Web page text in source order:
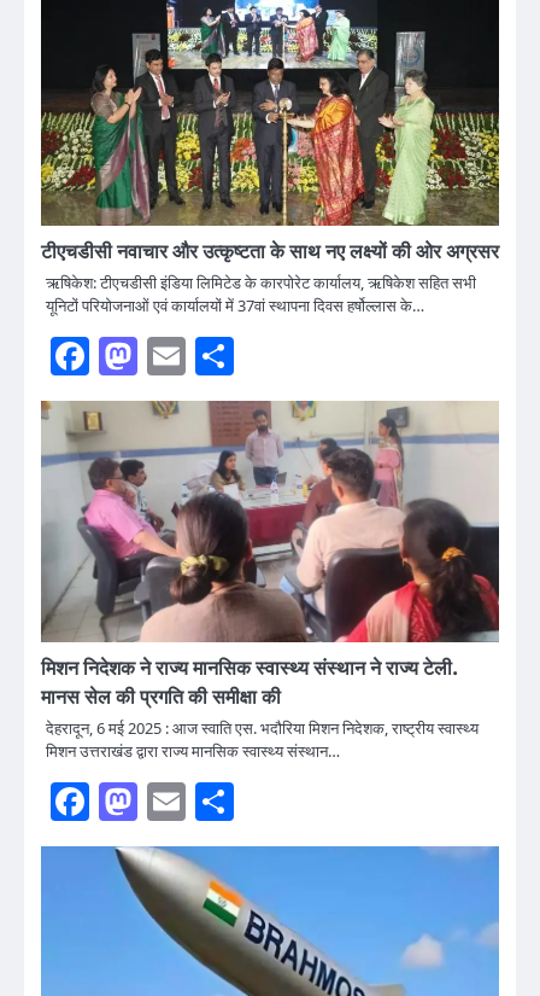
टीएचडीसी नवाचार और उत्कृष्टता के साथ नए लक्ष्यों की ओर अग्रसर
ऋषिकेश: टीएचडीसी इंडिया लिमिटेड के कारपोरेट कार्यालय, ऋषिकेश सहित सभी
यूनिटों परियोजनाओं एवं कार्यालयों में 37वां स्थापना दिवस हर्षोल्लास के…
Facebook
Mastodon
Email
मिशन निदेशक ने राज्य मानसिक स्वास्थ्य संस्थान ने राज्य टेली.
मानस सेल की प्रगति की समीक्षा की
देहरादून, 6 मई 2025 : आज स्वाति एस. भदौरिया मिशन निदेशक, राष्ट्रीय स्वास्थ्य
मिशन उत्तराखंड द्वारा राज्य मानसिक स्वास्थ्य संस्थान…
Facebook
Mastodon
Email